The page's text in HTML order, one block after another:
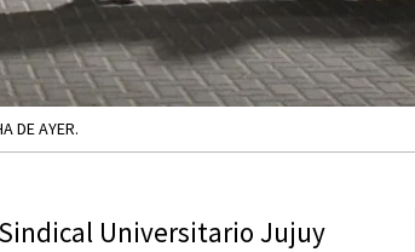
DE AYER.
Universitario Jujuy